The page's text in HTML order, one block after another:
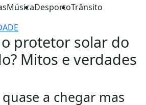
MúsicaDesportoTrânsito
protetor solar do
Mitos e verdades
a chegar mas